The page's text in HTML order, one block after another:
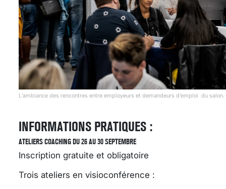
L’ambiance des rencontres entre employeurs et demandeurs d’emploi du
INFORMATIONS PRATIQUES :
ATELIERS COACHING DU 26 AU 30 SEPTEMBRE
Inscription gratuite et obligatoire
Trois ateliers en visioconférence :